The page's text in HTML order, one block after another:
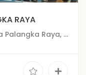
RAYA
JL. RANYING SURING, Langkai, Kota Palangka Raya, Kalimantan Tengah